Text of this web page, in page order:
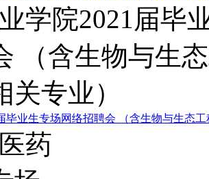
毕业生专场网络招聘会 （含生物与生态